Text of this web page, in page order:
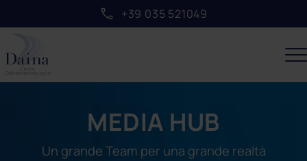
+39 035 521049
MEDIA HUB
Un grande Team per una grande realtà